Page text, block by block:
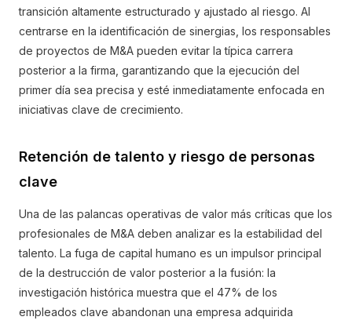
transición altamente estructurado y ajustado al riesgo. Al
centrarse en la identificación de sinergias, los responsables
de proyectos de M&A pueden evitar la típica carrera
posterior a la firma, garantizando que la ejecución del
primer día sea precisa y esté inmediatamente enfocada en
iniciativas clave de crecimiento.
Retención de talento y riesgo de personas
clave
Una de las palancas operativas de valor más críticas que los
profesionales de M&A deben analizar es la estabilidad del
talento. La fuga de capital humano es un impulsor principal
de la destrucción de valor posterior a la fusión: la
investigación histórica muestra que el 47% de los
empleados clave abandonan una empresa adquirida